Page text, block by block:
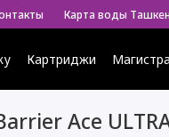
Карта воды
Картриджи
Ace